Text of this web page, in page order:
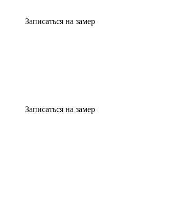
Записаться на замер
Записаться на замер